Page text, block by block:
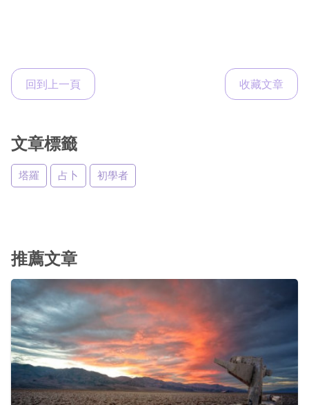
回到上一頁 收藏文章
文章標籤
塔羅 占卜 初學者
推薦文章